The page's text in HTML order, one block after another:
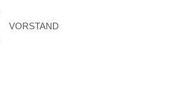
VORSTAND